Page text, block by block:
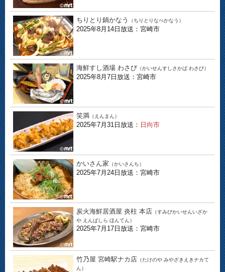
ちりとり鍋かなう （ちりとりなべかなう）
2025年8月14日放送：宮崎市
海鮮すし酒場 わさび （かいせんすしさかば わさび）
2025年8月7日放送：宮崎市
笑満 （えんまん）
2025年7月31日放送： 日向市
かいさん家 （かいさんち）
2025年7月24日放送：宮崎市
炭火海鮮居酒屋 炎柱 本店 （すみびかいせんいざか
や えんばしら ほんてん）
2025年7月17日放送：宮崎市
竹乃屋 宮崎駅ナカ店 （たけのや みやざきえきナカて
ん）